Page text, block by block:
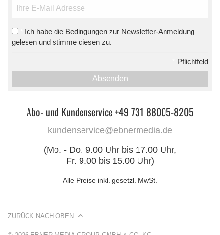
Ich habe die Bedingungen zur Newsletter-Anmeldung
gelesen und stimme diesen zu.
Pflichtfeld
Absenden
Abo- und Kundenservice +49 731 88005-8205
kundenservice@ebnermedia.de
(Mo. - Do. 9.00 Uhr bis 17.00 Uhr,
Fr. 9.00 bis 15.00 Uhr)
Alle Preise inkl. gesetzl. MwSt.
ZURÜCK NACH OBEN